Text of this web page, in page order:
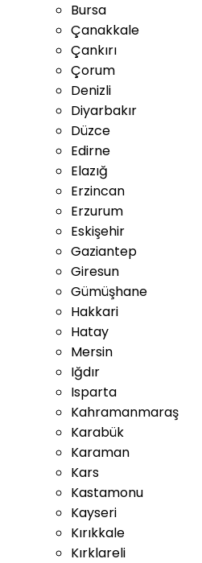
Bursa
Çanakkale
Çankırı
Çorum
Denizli
Diyarbakır
Düzce
Edirne
Elazığ
Erzincan
Erzurum
Eskişehir
Gaziantep
Giresun
Gümüşhane
Hakkari
Hatay
Mersin
Iğdır
Isparta
Kahramanmaraş
Karabük
Karaman
Kars
Kastamonu
Kayseri
Kırıkkale
Kırklareli